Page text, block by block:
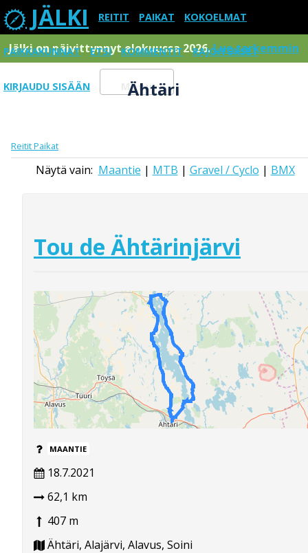
JÄLKI REITIT PAIKAT KOKOELMAT
PAIKKAKUNNAT ETSI KOMMENTIT RAJOITUKSET
KIRJAUDU SISÄÄN Menu
Jälki on päivittynnyt elokuussa 2026.Lue tarkemmin
Ähtäri
ReititPaikat
Näytä vain: Maantie | MTB | Gravel / Cyclo | BMX
Tou de Ähtärinjärvi
MAANTIE
18.7.2021
62,1 km
407 m
Ähtäri, Alajärvi, Alavus, Soini